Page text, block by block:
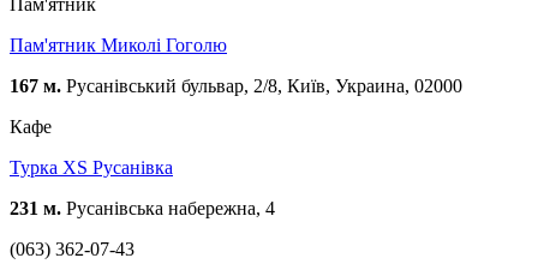
Пам'ятник Миколі Гоголю
167 м. Русанівський бульвар, 2/8, Київ, Украина, 02000
Кафе
Турка XS Русанівка
231 м. Русанівська набережна, 4
(063) 362-07-43